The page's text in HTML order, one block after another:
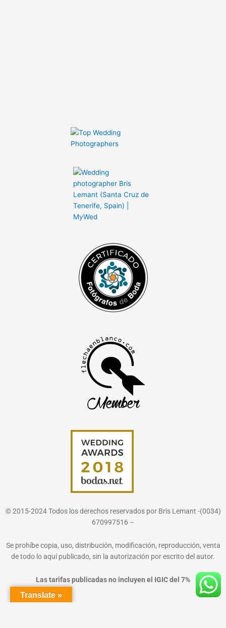
© 2015-2024 Todos los derechos reservados por Bris Lemant -(0034)
670997516 –
Se prohíbe copia, uso, distribución, modificación, reproducción, venta
de todo lo aquí publicado, sin la autorización por escrito del autor.
Las tarifas publicadas no incluyen el IGIC del 7%
Translate »